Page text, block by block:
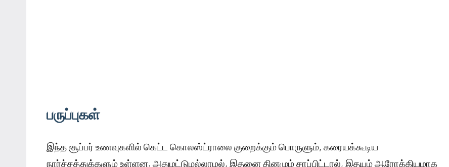
பருப்புகள்
இந்த சூப்பர் உணவுகளில் கெட்ட கொலஸ்ட்ராலை குறைக்கும் பொருளும், கரையக்கூடிய
நார்ச்சத்துக்களும் உள்ளன. அதுமட்டுமல்லாமல், இதனை தினமும் சாப்பிட்டால், இதயம் ஆரோக்கியமாக